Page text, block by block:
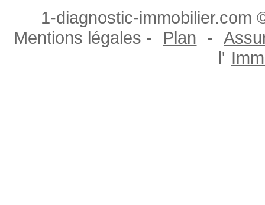
1-diagnostic-immobilier.com
Mentions légales -
Plan -
l'